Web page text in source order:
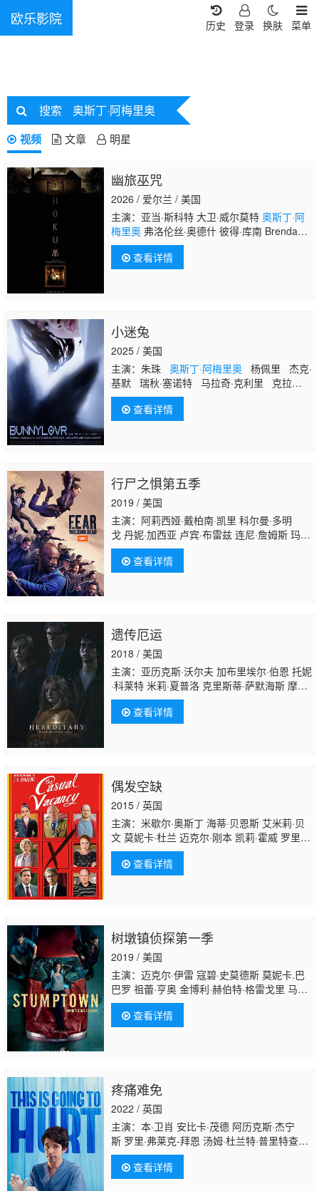
欧乐影院 菜单
换肤
登录
历史
搜索 奥斯丁·阿梅里奥
视频 文章 明星
幽旅巫咒
2026 / 爱尔兰 / 美国
主演：亚当·斯科特 大卫·威尔莫特 奥斯丁·阿
梅里奥弗洛伦丝·奥德什 彼得·库南 Brendan
Conroy 迈克尔·帕特里克 威尔·奥康纳 Sioux
Carroll Ezra Carlisle Siox C Mallory Adams
查看详情
小迷兔
2025 / 美国
主演：朱珠 奥斯丁·阿梅里奥杨佩里 杰克·
基默 瑞秋·塞诺特 马拉奇·克利里 克拉拉·
王 萨拉·巴斯金 鲁比·麦考利斯特 兴·穆萨·
钟 Steven Allen Annie Marie Elliot Scott
Callenberger Christopher Collins Ingrid
查看详情
行尸之惧第五季
2019 / 美国
主演：阿莉西娅·戴柏南·凯里 科尔曼·多明
戈 丹妮·加西亚 卢宾·布雷兹 连尼·詹姆斯 玛姬
·格蕾斯 加瑞特·迪拉胡特 珍娜·艾夫曼 艾莉克
莎·尼森森 凯伦·戴维 莫·柯林斯
奥达里尔·米切尔
查看详情
遗传厄运
2018 / 美国
主演：亚历克斯·沃尔夫 加布里埃尔·伯恩 托妮
·科莱特 米莉·夏普洛 克里斯蒂·萨默海斯 摩根·
伦德 马洛里·贝克特尔 杰克·布朗 布赖恩·拉谢
尔 海蒂·门德兹 莫伊塞斯 L·托瓦 贾罗德·菲利
普斯 安·唐德 布罗克·麦金尼 扎克瑞·亚瑟 奥斯
查看详情
偶发空缺
2015 / 英国
主演：米歇尔·奥斯丁 海蒂·贝恩斯 艾米莉·贝
文 莫妮卡·杜兰 迈克尔·刚本 凯莉·霍威 罗里·
金尼尔 西蒙·迈克伯尼 朱莉亚·麦肯齐 朱利安·
沃德姆 西拉斯·卡森 洛丽塔·查卡巴蒂
查看详情
树墩镇侦探第一季
2019 / 美国
主演：迈克尔·伊雷 寇碧·史莫德斯 莫妮卡.巴
巴罗 祖蕾·亨奥 金博利·赫伯特·格雷戈里 马克·
韦伯 杰伊·杜普拉斯 唐纳尔·罗格 杰克·约翰
逊 佐莎·马梅特 詹妮安·加罗法洛 乔恩·巴斯 卡
穆琳·曼海姆 乔·平格 柯林·坎宁安 保罗·菲兹杰
尔 TK·卡特 约翰·波西 布鲁·亨特 瑞恩·多尔
西 罗伯·德林格尔
莉 因巴尔·拉维 科尔·西布斯 菲
查看详情
疼痛难免
2022 / 英国
主演：本·卫肖 安比卡·茂德 阿历克斯·杰宁
斯 罗里·弗莱克-拜恩 汤姆·杜兰特·普里特查
德 哈丽特·瓦尔特 米歇尔·奥斯丁 卡迪夫·克尔
万 阿什利·马克圭尔 迪韦恩·托马斯 迈克尔·沃
克耶 汉娜·昂斯洛 罗茜·阿克曼 格蕾丝·库克-
查看详情